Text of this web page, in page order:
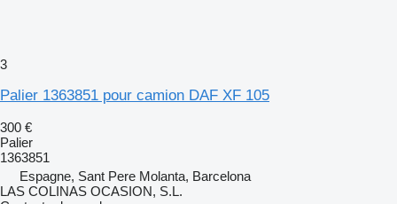
3
Palier 1363851 pour camion DAF XF 105
300 €
Palier
1363851
Espagne, Sant Pere Molanta, Barcelona
LAS COLINAS OCASION, S.L.